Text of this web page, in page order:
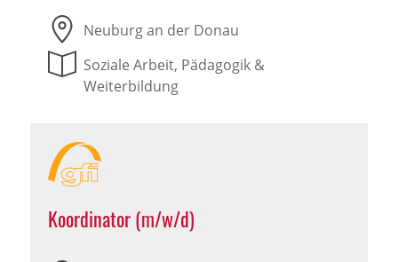
Neuburg an der Donau
Soziale Arbeit, Pädagogik &
Weiterbildung
Koordinator (m/w/d)